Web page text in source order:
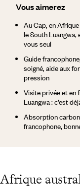
Afrique
Vous aimerez
Au Cap, en
le South Luangwa,
vous seul
Guide
soigné, aide aux
pression
Visite privée et en
Luangwa : c’est
Absorption
francophone,